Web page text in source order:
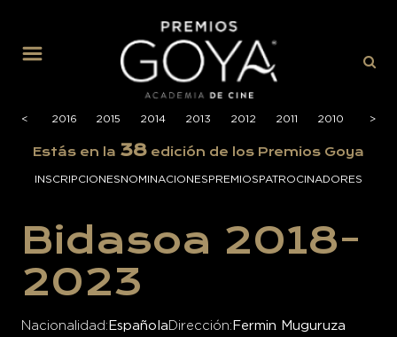
<
<
2017 2016 2015 2014 2013 2012 2011 2010 2009
>
>
Estás en la 38 edición de los Premios Goya
INSCRIPCIONESNOMINACIONESPREMIOSPATROCINADORES
Bidasoa 2018-
2023
Nacionalidad Española Dirección Fermin Muguruza